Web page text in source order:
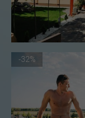
-32%